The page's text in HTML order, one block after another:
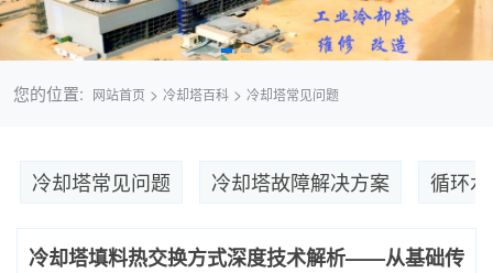
您的位置: 网站首页 > 冷却塔百科> 冷却塔常见问题
冷却塔常见问题 冷却塔故障解决方案 循环
冷却塔填料热交换方式深度技术解析——从基础传